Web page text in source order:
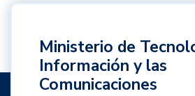
Ministerio de
Información y las
Comunicaciones